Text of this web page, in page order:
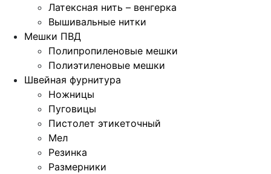
Латексная нить – венгерка
Вышивальные нитки
Мешки ПВД
Полипропиленовые мешки
Полиэтиленовые мешки
Швейная фурнитура
Ножницы
Пуговицы
Пистолет этикеточный
Мел
Резинка
Размерники